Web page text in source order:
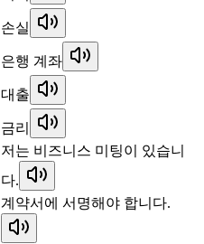
손실
은행 계좌
대출
금리
저는 비즈니스 미팅이 있습니
다.
계약서에 서명해야 합니다.